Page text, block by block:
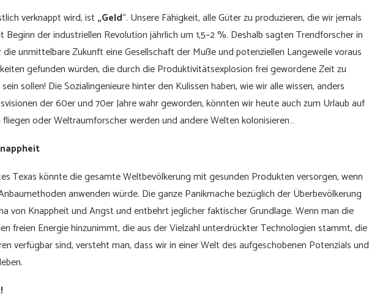
verknappt wird, ist „Geld“. Unsere Fähigkeit, alle Güter zu produzieren, die wir jemals
der industriellen Revolution jährlich um 1,5–2 %. Deshalb sagten Trendforscher in
unmittelbare Zukunft eine Gesellschaft der Muße und potenziellen Langeweile voraus
gefunden würden, die durch die Produktivitätsexplosion frei gewordene Zeit zu
sollen! Die Sozialingenieure hinter den Kulissen haben, wie wir alle wissen, anders
der 60er und 70er Jahre wahr geworden, könnten wir heute auch zum Urlaub auf
oder Weltraumforscher werden und andere Welten kolonisieren…
Texas könnte die gesamte Weltbevölkerung mit gesunden Produkten versorgen, wenn
anwenden würde. Die ganze Panikmache bezüglich der Überbevölkerung
von Knappheit und Angst und entbehrt jeglicher faktischer Grundlage. Wenn man die
freien Energie hinzunimmt, die aus der Vielzahl unterdrückter Technologien stammt, die
verfügbar sind, versteht man, dass wir in einer Welt des aufgeschobenen Potenzials und